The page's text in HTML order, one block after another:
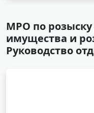
МРО по
имущества и
Руководство